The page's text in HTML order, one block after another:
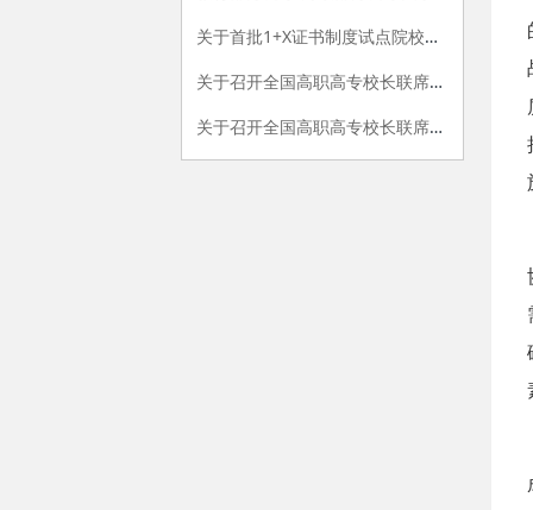
关于首批1+X证书制度试点院校名单的公告
关于召开全国高职高专校长联席会议2015年年会的通知
关于召开全国高职高专校长联席会议2018年年会的通知